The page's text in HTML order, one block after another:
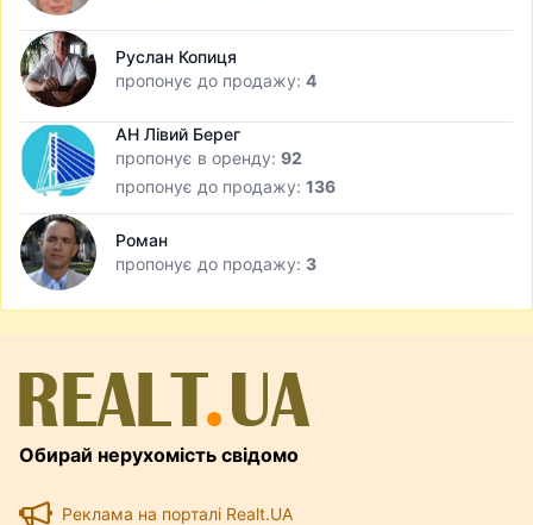
Руслан Копиця
пропонує до продажу: 4
АН Лівий Берег
пропонує в оренду: 92
пропонує до продажу: 136
Роман
пропонує до продажу: 3
Обирай нерухомість свідомо
Реклама на порталі Realt.UA